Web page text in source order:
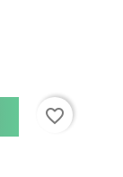
favorite_border